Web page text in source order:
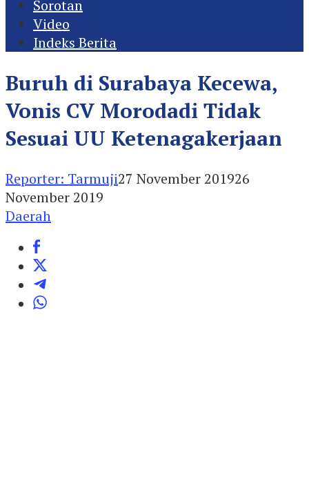
Sorotan
Video
Indeks Berita
Buruh di Surabaya Kecewa,
Vonis CV Morodadi Tidak
Sesuai UU Ketenagakerjaan
Reporter: Tarmuji27 November 201926
November 2019
Daerah